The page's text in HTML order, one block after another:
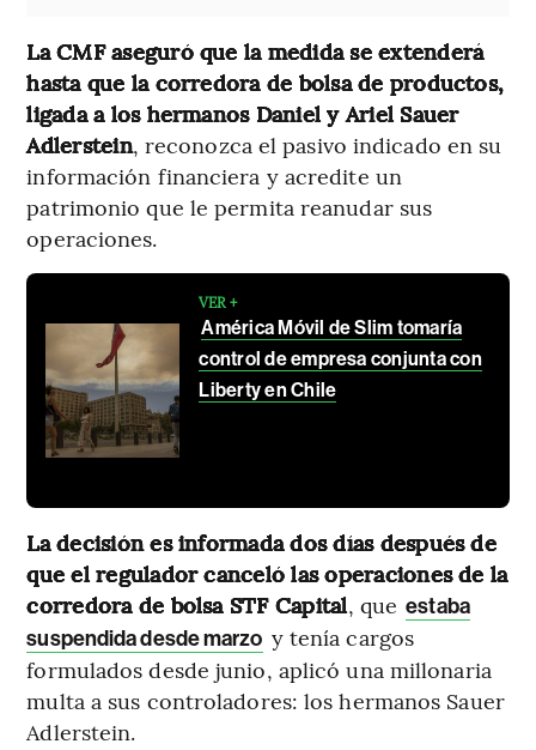
La CMF aseguró que la medida se extenderá
hasta que la corredora de bolsa de productos,
ligada a los hermanos Daniel y Ariel Sauer
Adlerstein, reconozca el pasivo indicado en su
información financiera y acredite un
patrimonio que le permita reanudar sus
operaciones.
VER +
América Móvil de Slim tomaría
control de empresa conjunta con
Liberty en Chile
La decisión es informada dos días después de
que el regulador canceló las operaciones de la
corredora de bolsa STF Capital, que estaba
suspendida desde marzo y tenía cargos
formulados desde junio, aplicó una millonaria
multa a sus controladores: los hermanos Sauer
Adlerstein.